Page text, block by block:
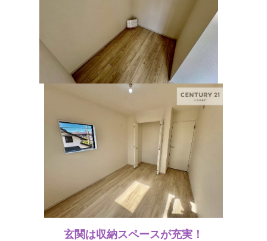
玄関は収納スペースが充実！